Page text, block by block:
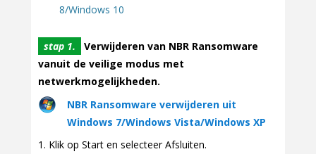
8/Windows 10
stap 1.
Verwijderen van NBR Ransomware
vanuit de veilige modus met
netwerkmogelijkheden.
NBR Ransomware verwijderen uit
Windows 7/Windows Vista/Windows XP
Klik op Start en selecteer Afsluiten.